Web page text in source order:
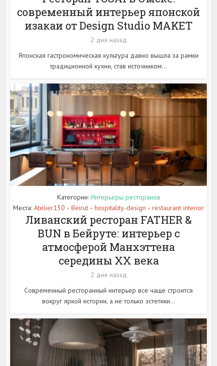
современный интерьер японской
изакаи от Design Studio MAKET
2 дня назад
Японская гастрономическая культура давно вышла за рамки
традиционной кухни, став источником...
Категории: Интерьеры ресторанов
Места: Atelier130 • Beirut • hospitality-design • restaurant interior
Ливанский ресторан FATHER &
BUN в Бейруте: интерьер с
атмосферой Манхэттена
середины XX века
2 дня назад
Современный ресторанный интерьер все чаще строится
вокруг яркой истории, а не только эстетики...